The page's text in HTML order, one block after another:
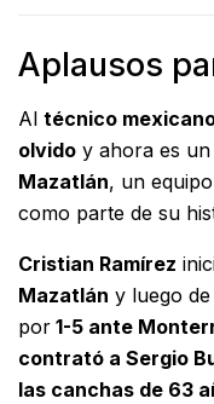
Aplausos
Al técnico
olvido y ahora es
Mazatlán, un
como parte de su
Cristian Ramírez
Mazatlán y luego
por 1-5 ante
contrató a Sergio
las canchas de 63